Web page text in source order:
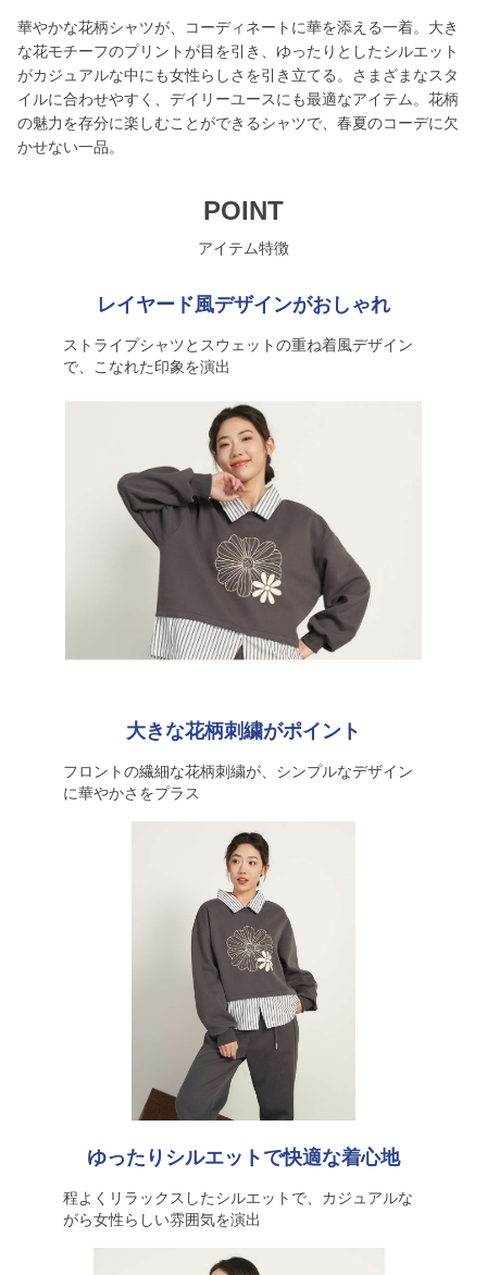
華やかな花柄シャツが、コーディネートに華を添える一着。大き
な花モチーフのプリントが目を引き、ゆったりとしたシルエット
がカジュアルな中にも女性らしさを引き立てる。さまざまなスタ
イルに合わせやすく、デイリーユースにも最適なアイテム。花柄
の魅力を存分に楽しむことができるシャツで、春夏のコーデに欠
かせない一品。
POINT
アイテム特徴
レイヤード風デザインがおしゃれ
ストライプシャツとスウェットの重ね着風デザイン
で、こなれた印象を演出
大きな花柄刺繍がポイント
フロントの繊細な花柄刺繍が、シンプルなデザイン
に華やかさをプラス
ゆったりシルエットで快適な着心地
程よくリラックスしたシルエットで、カジュアルな
がら女性らしい雰囲気を演出